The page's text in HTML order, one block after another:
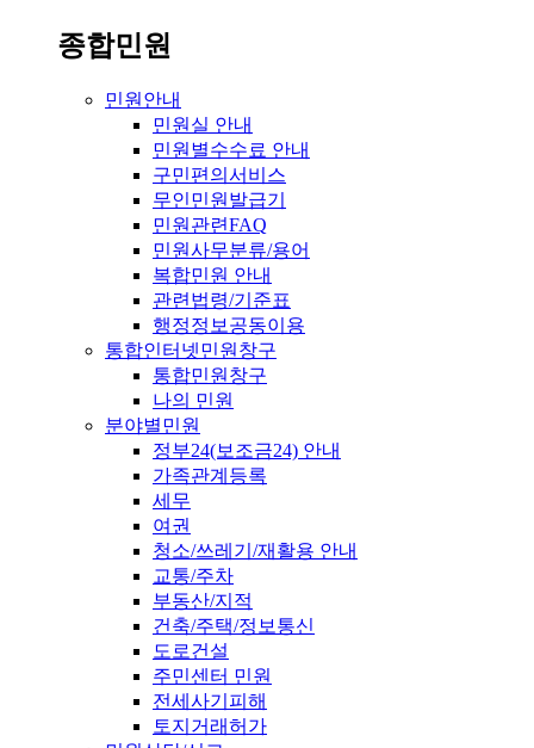
종합민원
민원안내
민원실 안내
민원별수수료 안내
구민편의서비스
무인민원발급기
민원관련FAQ
민원사무분류/용어
복합민원 안내
관련법령/기준표
행정정보공동이용
통합인터넷민원창구
통합민원창구
나의 민원
분야별민원
정부24(보조금24) 안내
가족관계등록
세무
여권
청소/쓰레기/재활용 안내
교통/주차
부동산/지적
건축/주택/정보통신
도로건설
주민센터 민원
전세사기피해
토지거래허가